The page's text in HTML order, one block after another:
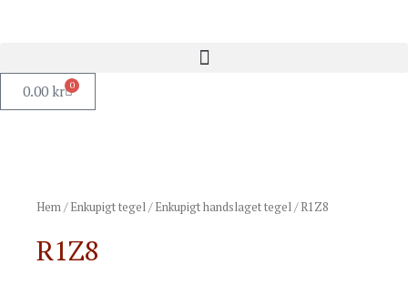
0.00 kr 0
Hem/Enkupigt tegel/Enkupigt handslaget tegel/ R1Z8
R1Z8